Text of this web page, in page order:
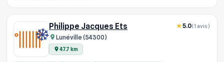
Philippe Jacques Ets
Lunéville (54300)
47.7 km
5.0(1 avis)